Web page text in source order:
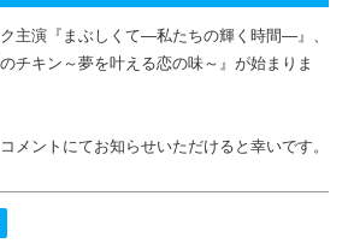
主演『まぶしくて―私たちの輝く時間―』、
チキン～夢を叶える恋の味～』が始まりま
メントにてお知らせいただけると幸いです。